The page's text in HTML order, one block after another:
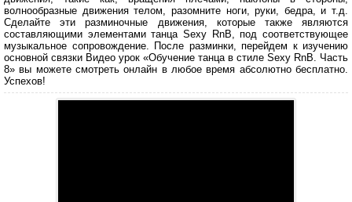
волнообразные движения телом, разомните ноги, руки, бедра, и т.д.
Сделайте эти разминочные движения, которые также являются
составляющими элементами танца Sexy RnB, под соответствующее
музыкальное сопровождение. После разминки, перейдем к изучению
основной связки Видео урок «Обучение танца в стиле Sexy RnB. Часть
8» вы можете смотреть онлайн в любое время абсолютно бесплатно.
Успехов!